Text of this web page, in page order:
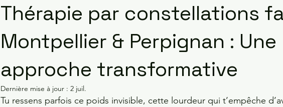
Thérapie par constellations
Montpellier & Perpignan : Une
approche transformative
Dernière mise à jour : 2 juil.
Tu ressens parfois ce poids invisible, cette lourdeur qui t’empêche